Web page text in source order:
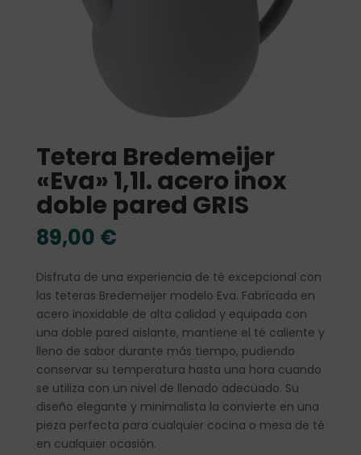
Tetera Bredemeijer
«Eva» 1,1l. acero inox
doble pared GRIS
89,00 €
Disfruta de una experiencia de té excepcional con
las teteras Bredemeijer modelo Eva. Fabricada en
acero inoxidable de alta calidad y equipada con
una doble pared aislante, mantiene el té caliente y
lleno de sabor durante más tiempo, pudiendo
conservar su temperatura hasta una hora cuando
se utiliza con un nivel de llenado adecuado. Su
diseño elegante y minimalista la convierte en una
pieza perfecta para cualquier cocina o mesa de té
en cualquier ocasión.